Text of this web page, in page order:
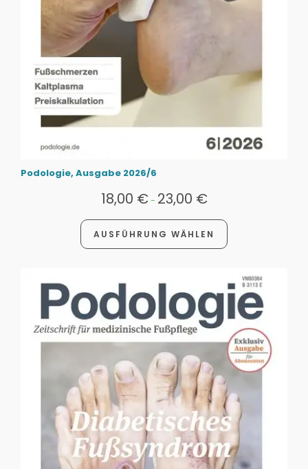
Podologie, Ausgabe 2026/6
18,00 €- 23,00 €
AUSFÜHRUNG WÄHLEN